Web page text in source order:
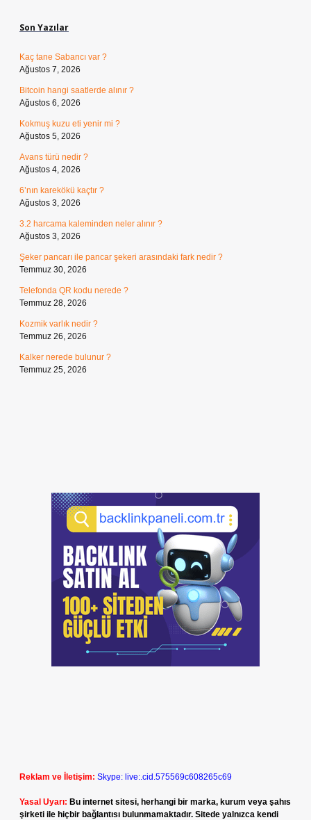
Son Yazılar
Kaç tane Sabancı var ?
Ağustos 7, 2026
Bitcoin hangi saatlerde alınır ?
Ağustos 6, 2026
Kokmuş kuzu eti yenir mi ?
Ağustos 5, 2026
Avans türü nedir ?
Ağustos 4, 2026
6’nın karekökü kaçtır ?
Ağustos 3, 2026
3.2 harcama kaleminden neler alınır ?
Ağustos 3, 2026
Şeker pancarı ile pancar şekeri arasındaki fark nedir ?
Temmuz 30, 2026
Telefonda QR kodu nerede ?
Temmuz 28, 2026
Kozmik varlık nedir ?
Temmuz 26, 2026
Kalker nerede bulunur ?
Temmuz 25, 2026
Reklam ve İletişim: Skype: live:.cid.575569c608265c69
Yasal Uyarı: Bu internet sitesi, herhangi bir marka, kurum veya şahıs
şirketi ile hiçbir bağlantısı bulunmamaktadır. Sitede yalnızca kendi